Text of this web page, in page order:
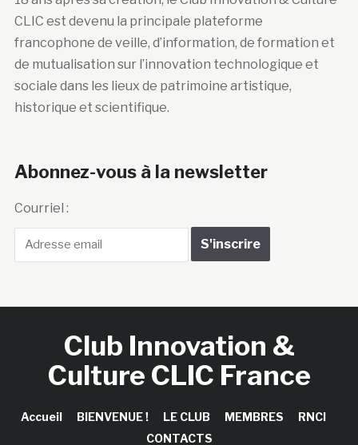
CLIC est devenu la principale plateforme
francophone de veille, d’information, de formation et
de mutualisation sur l’innovation technologique et
sociale dans les lieux de patrimoine artistique,
historique et scientifique.
Abonnez-vous à la newsletter
Courriel :
Club Innovation &
Culture CLIC France
Accueil BIENVENUE ! LE CLUB MEMBRES
RNCI
CONTACTS